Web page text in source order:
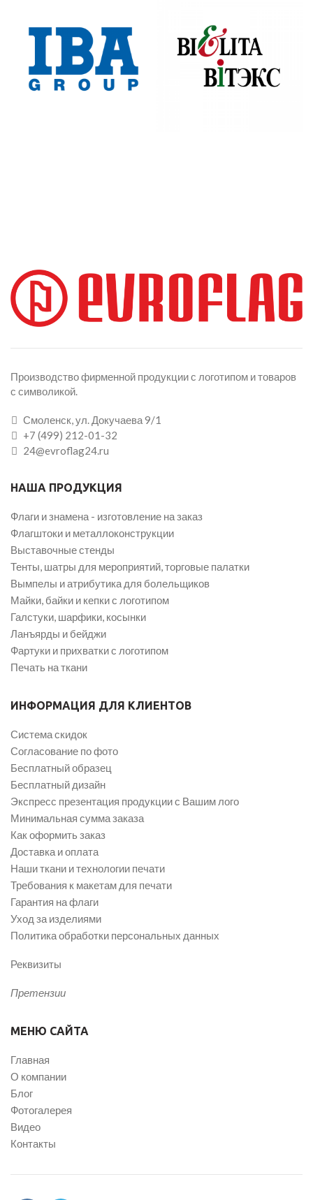
Производство фирменной продукции с логотипом и товаров
с символикой.
Смоленск, ул. Докучаева 9/1
+7 (499) 212-01-32
24@evroflag24.ru
НАША ПРОДУКЦИЯ
Флаги и знамена - изготовление на заказ
Флагштоки и металлоконструкции
Выставочные стенды
Тенты, шатры для мероприятий, торговые палатки
Вымпелы и атрибутика для болельщиков
Майки, байки и кепки с логотипом
Галстуки, шарфики, косынки
Ланъярды и бейджи
Фартуки и прихватки с логотипом
Печать на ткани
ИНФОРМАЦИЯ ДЛЯ КЛИЕНТОВ
Система скидок
Согласование по фото
Бесплатный образец
Бесплатный дизайн
Экспресс презентация продукции с Вашим лого
Минимальная сумма заказа
Как оформить заказ
Доставка и оплата
Наши ткани и технологии печати
Требования к макетам для печати
Гарантия на флаги
Уход за изделиями
Политика обработки персональных данных
Реквизиты
Претензии
МЕНЮ САЙТА
Главная
О компании
Блог
Фотогалерея
Видео
Контакты